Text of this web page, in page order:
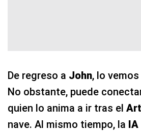
De regreso a John, lo
No obstante, puede
quien lo anima a ir tras el
nave. Al mismo tiempo, la IA